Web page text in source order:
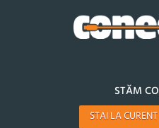
STĂM
STAI LA